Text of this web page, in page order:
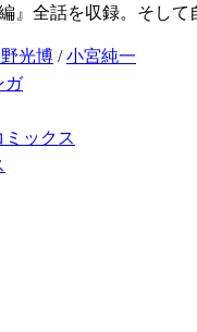
』全話を収録。そし
光博 /小宮純一
ガ
ミックス